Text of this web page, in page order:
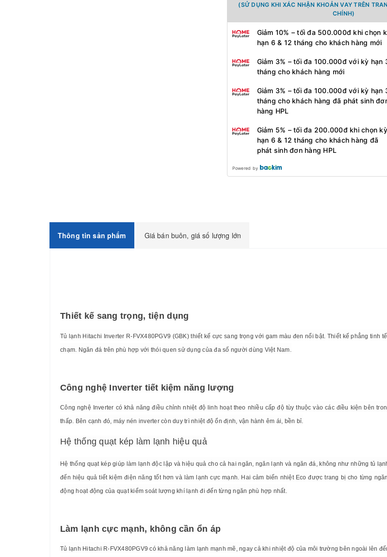
(SỬ DỤNG KHI XÁC NHẬN KHOẢN VAY TRÊN
CHÍNH)
Giảm 10% – tối đa 500.000đ khi chọn
hạn 6 & 12 tháng cho khách hàng mới
Giảm 3% – tối đa 100.000đ với kỳ hạn
tháng cho khách hàng mới
Giảm 3% – tối đa 100.000đ với kỳ hạn
tháng cho khách hàng đã phát sinh
hàng HPL
Giảm 5% – tối đa 200.000đ khi chọn kỳ
hạn 6 & 12 tháng cho khách hàng đã
phát sinh đơn hàng HPL
Powered by
Thông tin sản phẩm Giá bán buôn, giá số lượng lớn
Thiết kế sang trọng, tiện dụng
Tủ lạnh Hitachi Inverter R-FVX480PGV9 (GBK) thiết kế cực sang trọng với gam màu đen nổi bật. Thiết kế phẳng
chạm. Ngăn đá trên phù hợp với thói quen sử dụng của đa số người dùng Việt Nam.
Công nghệ Inverter tiết kiệm năng lượng
Công nghệ Inverter có khả năng điều chỉnh nhiệt độ linh hoạt theo nhiều cấp độ tùy thuộc vào các điều kiện bên
thấp. Bên cạnh đó, máy nén inverter còn duy trì nhiệt độ ổn định, vận hành êm ái, bền bỉ.
Hệ thống quạt kép làm lạnh hiệu quả
Hệ thống quạt kép giúp làm lạnh độc lập và hiệu quả cho cả hai ngăn, ngăn lạnh và ngăn đá, không như những tủ
đến hiệu quả tiết kiệm điện năng tốt hơn và làm lạnh cực mạnh. Hai cảm biến nhiệt Eco được trang bị cho từng
động hoạt động của quạt kiểm soát lượng khí lạnh đi đến từng ngăn phù hợp nhất.
Làm lạnh cực mạnh, không cần ổn áp
Tủ lạnh Hitachi R-FVX480PGV9 có khả năng làm lạnh mạnh mẽ, ngay cả khi nhiệt độ của môi trường bên ngoài lên